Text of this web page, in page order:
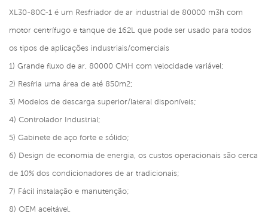
XL30-80C-1 é um Resfriador de ar industrial de 80000 m3h com
motor centrífugo e tanque de 162L que pode ser usado para todos
os tipos de aplicações industriais/comerciais
1) Grande fluxo de ar, 80000 CMH com velocidade variável;
2) Resfria uma área de até 850m2;
3) Modelos de descarga superior/lateral disponíveis;
4) Controlador Industrial;
5) Gabinete de aço forte e sólido;
6) Design de economia de energia, os custos operacionais são cerca
de 10% dos condicionadores de ar tradicionais;
7) Fácil instalação e manutenção;
8) OEM aceitável.